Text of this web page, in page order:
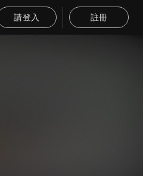
請登入 註冊